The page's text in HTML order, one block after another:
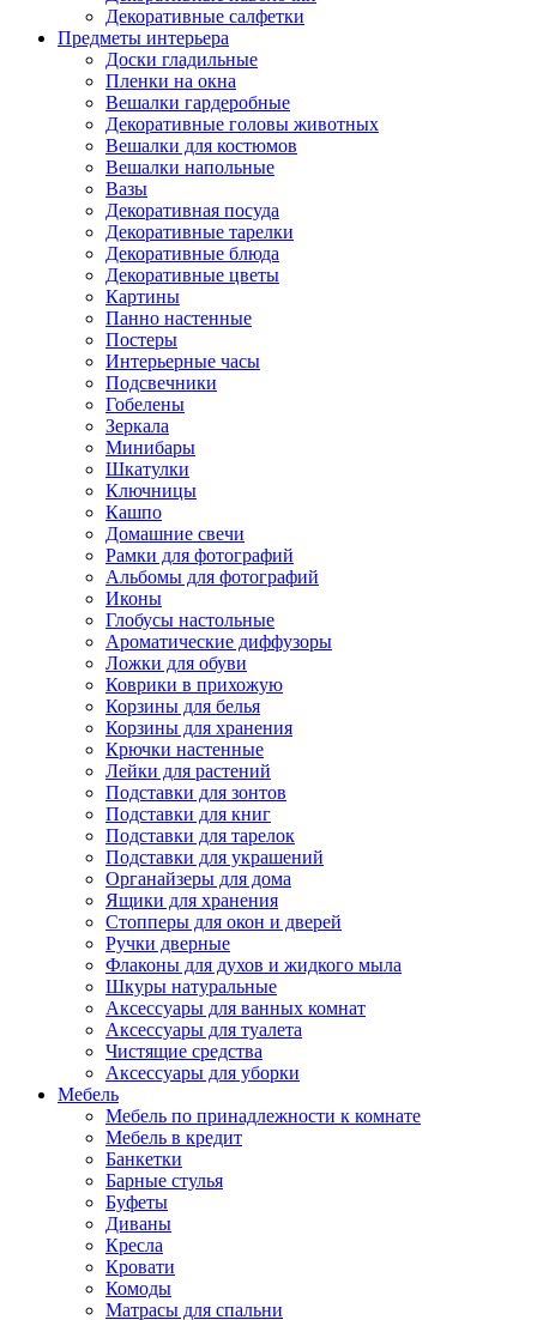
Декоративные салфетки
Предметы интерьера
Доски гладильные
Пленки на окна
Вешалки гардеробные
Декоративные головы животных
Вешалки для костюмов
Вешалки напольные
Вазы
Декоративная посуда
Декоративные тарелки
Декоративные блюда
Декоративные цветы
Картины
Панно настенные
Постеры
Интерьерные часы
Подсвечники
Гобелены
Зеркала
Минибары
Шкатулки
Ключницы
Кашпо
Домашние свечи
Рамки для фотографий
Альбомы для фотографий
Иконы
Глобусы настольные
Ароматические диффузоры
Ложки для обуви
Коврики в прихожую
Корзины для белья
Корзины для хранения
Крючки настенные
Лейки для растений
Подставки для зонтов
Подставки для книг
Подставки для тарелок
Подставки для украшений
Органайзеры для дома
Ящики для хранения
Стопперы для окон и дверей
Ручки дверные
Флаконы для духов и жидкого мыла
Шкуры натуральные
Аксессуары для ванных комнат
Аксессуары для туалета
Чистящие средства
Аксессуары для уборки
Мебель
Мебель по принадлежности к комнате
Мебель в кредит
Банкетки
Барные стулья
Буфеты
Диваны
Кресла
Кровати
Комоды
Матрасы для спальни